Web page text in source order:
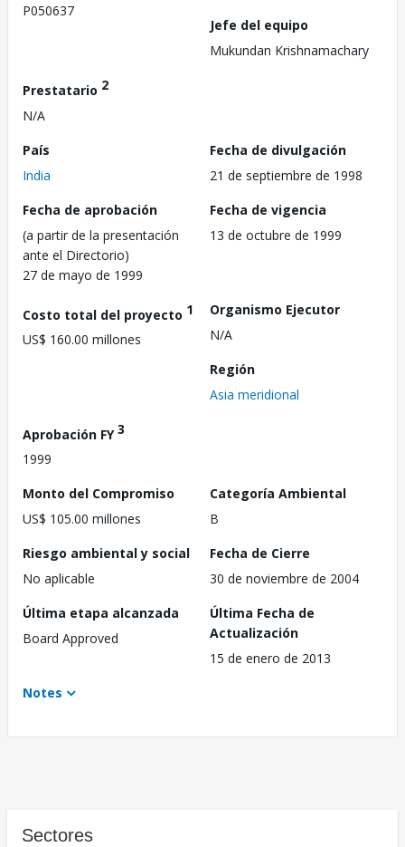
P050637
Jefe del equipo
Mukundan Krishnamachary
Prestatario 2
N/A
País
India
Fecha de divulgación
21 de septiembre de 1998
Fecha de aprobación
(a partir de la presentación
ante el Directorio)
27 de mayo de 1999
Fecha de vigencia
13 de octubre de 1999
Costo total del proyecto 1
US$ 160.00 millones
Organismo Ejecutor
N/A
Región
Asia meridional
Aprobación FY3
1999
Monto del Compromiso
US$ 105.00 millones
Categoría Ambiental
B
Riesgo ambiental y social
No aplicable
Fecha de Cierre
30 de noviembre de 2004
Última etapa alcanzada
Board Approved
Última Fecha de
Actualización
15 de enero de 2013
Notes
Sectores